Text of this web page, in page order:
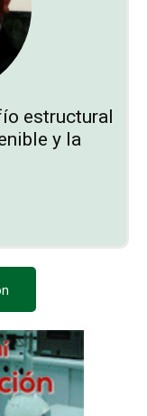
estructural
y la